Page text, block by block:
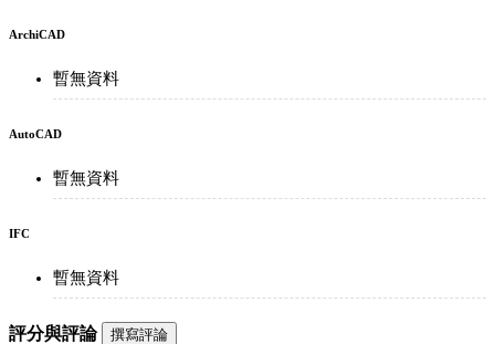
ArchiCAD
暫無資料
AutoCAD
暫無資料
IFC
暫無資料
評分與評論 撰寫評論